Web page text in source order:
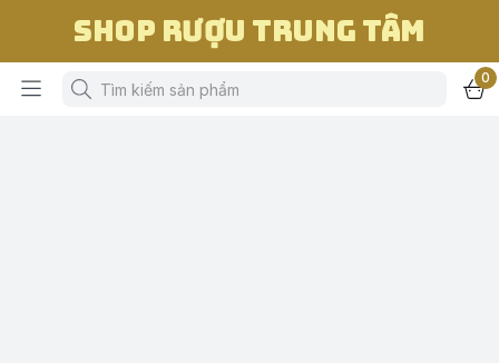
Shop Rượu Trung Tâm
0